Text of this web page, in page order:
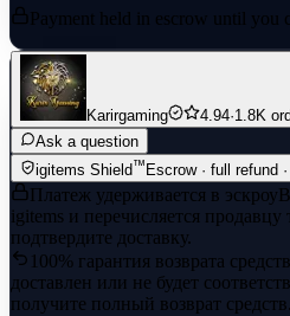
Payment held in escrow until you
Karirgaming 4.94·1.8K
Ask a question
igitems Shield™ Escrow · full refund
Платеж удерживается в эскроу
igitems и перечисляется продавцу
подтвердите доставку.
100% гарантия возврата средств
доставлен или не будет
получите полный возврат средств.